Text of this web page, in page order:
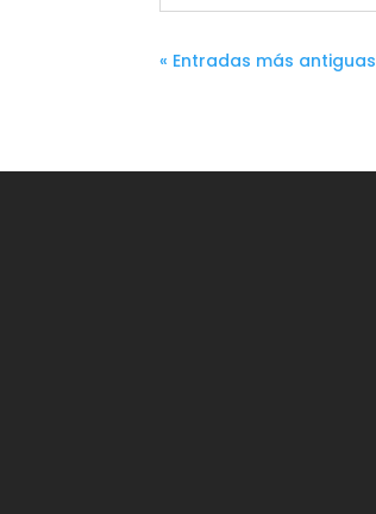
« Entradas más antiguas